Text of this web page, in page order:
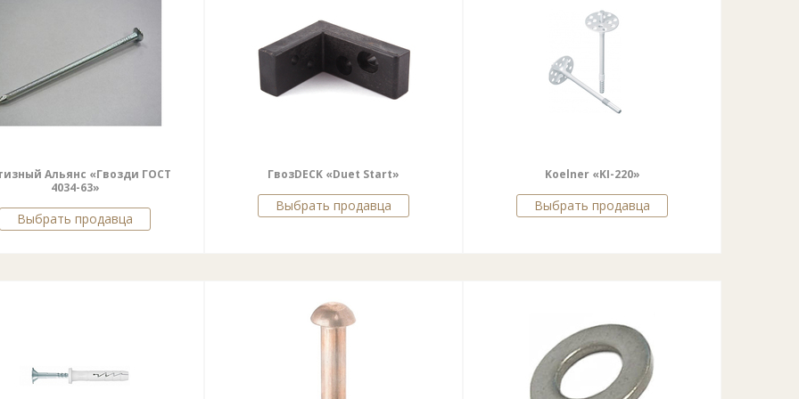
Альянс «Гвозди ГОСТ
4034-63»
Выбрать продавца
ГвозDECK «Duet Start»
Выбрать продавца
Koelner «KI-220»
Выбрать продавца